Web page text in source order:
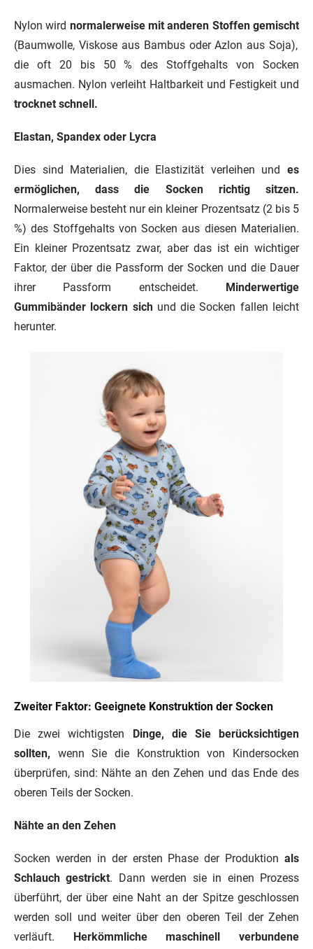
Nylon wird normalerweise mit anderen Stoffen gemischt
(Baumwolle, Viskose aus Bambus oder Azlon aus Soja),
die oft 20 bis 50 % des Stoffgehalts von Socken
ausmachen. Nylon verleiht Haltbarkeit und Festigkeit und
trocknet schnell.
Elastan, Spandex oder Lycra
Dies sind Materialien, die Elastizität verleihen und es
ermöglichen, dass die Socken richtig sitzen.
Normalerweise besteht nur ein kleiner Prozentsatz (2 bis 5
%) des Stoffgehalts von Socken aus diesen Materialien.
Ein kleiner Prozentsatz zwar, aber das ist ein wichtiger
Faktor, der über die Passform der Socken und die Dauer
ihrer Passform entscheidet. Minderwertige
Gummibänder lockern sichund die Socken fallen leicht
herunter.
Zweiter Faktor: Geeignete Konstruktion der Socken
Die zwei wichtigsten
Dinge, die Sie berücksichtigen
sollten, wenn Sie die Konstruktion von Kindersocken
überprüfen, sind: Nähte an den Zehen und das Ende des
oberen Teils der Socken.
Nähte an den Zehen
Socken werden in der ersten Phase der Produktion als
Schlauch gestrickt. Dann werden sie in einen Prozess
überführt, der über eine Naht an der Spitze geschlossen
werden soll und weiter über den oberen Teil der Zehen
verläuft.
Herkömmliche maschinell verbundene